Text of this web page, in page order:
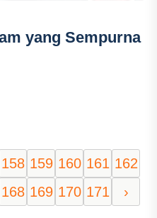
yang Sempurna
158 159 160 161 162
168 169 170 171 ›